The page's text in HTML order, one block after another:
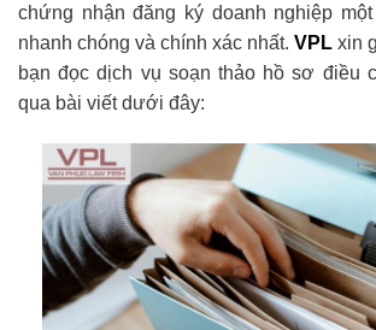
chứng nhận đăng ký doanh nghiệp
nhanh chóng và chính xác nhất. VPL xin
bạn đọc dịch vụ soạn thảo hồ sơ điều
qua bài viết dưới đây: